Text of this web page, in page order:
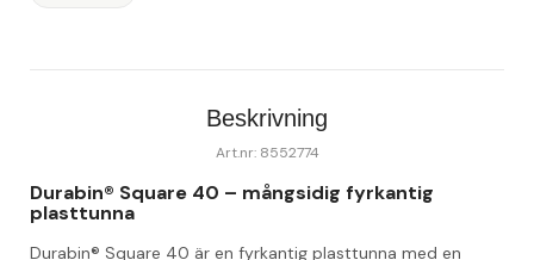
Beskrivning
Art.nr: 8552774
Durabin® Square 40 – mångsidig fyrkantig
plasttunna
Durabin® Square 40 är en fyrkantig plasttunna med en